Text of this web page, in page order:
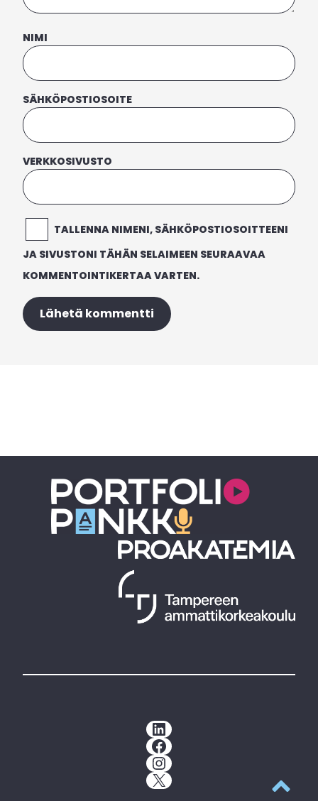
NIMI
SÄHKÖPOSTIOSOITE
VERKKOSIVUSTO
TALLENNA NIMENI, SÄHKÖPOSTIOSOITTEENI
JA SIVUSTONI TÄHÄN SELAIMEEN SEURAAVAA
KOMMENTOINTIKERTAA VARTEN.
LinkedIn
Facebook
Instagram
X
Takaisin